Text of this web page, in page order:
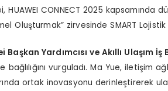
HUAWEI CONNECT 2025 kapsamında
Oluşturmak” zirvesinde SMART
Başkan Yardımcısı ve Akıllı Ulaşım İş
bağlılığını vurguladı. Ma Yue,
ortak inovasyonu derinleştirerek